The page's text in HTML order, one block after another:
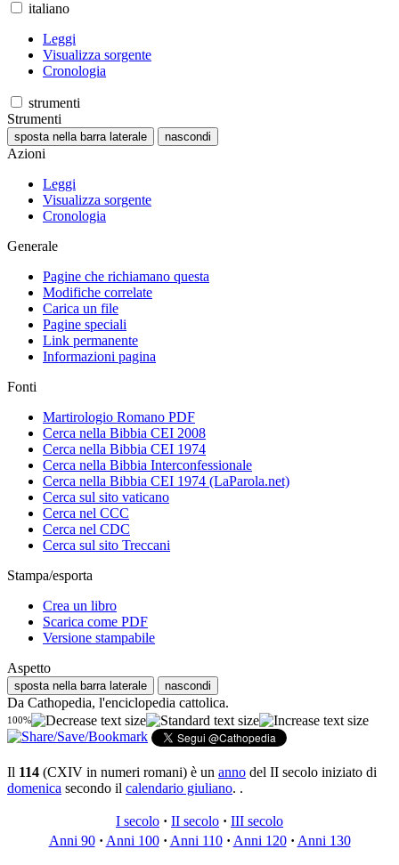
italiano
Leggi
Visualizza sorgente
Cronologia
strumenti
Strumenti
sposta nella barra laterale nascondi
Azioni
Leggi
Visualizza sorgente
Cronologia
Generale
Pagine che richiamano questa
Modifiche correlate
Carica un file
Pagine speciali
Link permanente
Informazioni pagina
Fonti
Martirologio Romano PDF
Cerca nella Bibbia CEI 2008
Cerca nella Bibbia CEI 1974
Cerca nella Bibbia Interconfessionale
Cerca nella Bibbia CEI 1974 (LaParola.net)
Cerca sul sito vaticano
Cerca nel CCC
Cerca nel CDC
Cerca sul sito Treccani
Stampa/esporta
Crea un libro
Scarica come PDF
Versione stampabile
Aspetto
sposta nella barra laterale nascondi
Da Cathopedia, l'enciclopedia cattolica.
100%
Il 114 (CXIV in numeri romani) è un anno del II secolo iniziato di
domenica secondo il calendario giuliano. .
I secolo · II secolo · III secolo
Anni 90· Anni 100· Anni 110· Anni 120· Anni 130